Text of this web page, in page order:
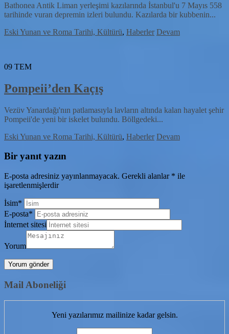
Bathonea Antik Liman yerleşimi kazılarında İstanbul'u 7 Mayıs 558
tarihinde vuran depremin izleri bulundu. Kazılarda bir kubbenin...
Eski Yunan ve Roma Tarihi, Kültürü, Haberler Devam
09 TEM
Pompeii’den Kaçış
Vezüv Yanardağı'nın patlamasıyla lavların altında kalan hayalet şehir
Pompeii'de yeni bir iskelet bulundu. Böllgedeki...
Eski Yunan ve Roma Tarihi, Kültürü, Haberler Devam
Bir yanıt yazın
E-posta adresiniz yayınlanmayacak. Gerekli alanlar * ile
işaretlenmişlerdir
İsim*
E-posta*
İnternet sitesi
Yorum
Mail Aboneliği
Yeni yazılarımız mailinize kadar gelsin.